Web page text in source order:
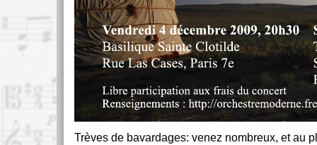
Trèves de bavardages: venez nombreux, et au